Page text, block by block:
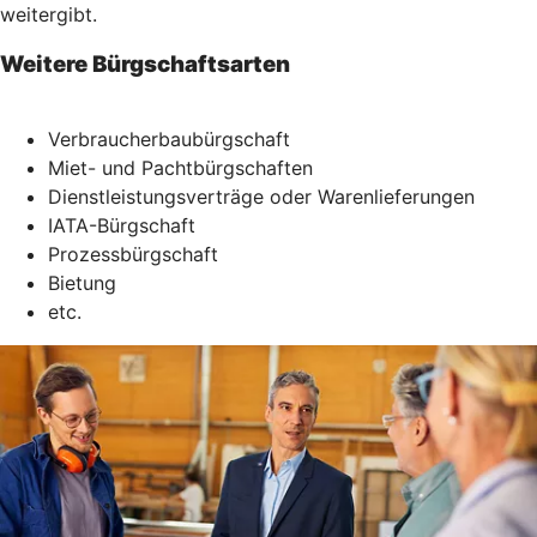
weitergibt.
Weitere Bürgschaftsarten
Verbraucherbaubürgschaft
Miet- und Pachtbürgschaften
Dienstleistungsverträge oder Warenlieferungen
IATA-Bürgschaft
Prozessbürgschaft
Bietung
etc.